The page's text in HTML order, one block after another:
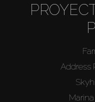
Address